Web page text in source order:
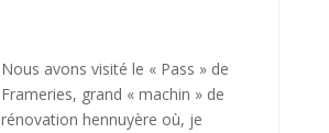
Nous avons visité le « Pass » de
Frameries, grand « machin » de
rénovation hennuyère où, je